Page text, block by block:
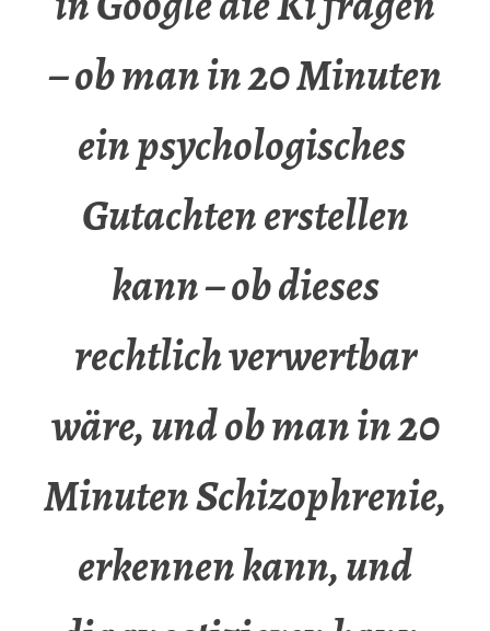
– ob man in 20 Minuten
ein psychologisches
Gutachten erstellen
kann – ob dieses
rechtlich verwertbar
wäre, und ob man in 20
Minuten Schizophrenie,
erkennen kann, und